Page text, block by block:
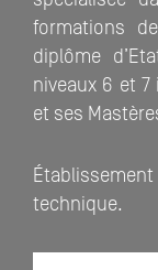
formations
diplôme
niveaux 6 et 7
et ses
technique.